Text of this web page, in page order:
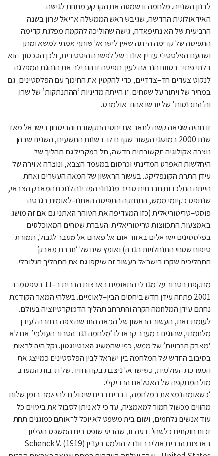
לבנון השנייה. מלחמה זו שמטה את הקרקע מתחת לגישה
האידאולוגית החדשה, שגיבש ראש הממשלה אריאל שרון בשנה
הרביעית של האינתיפאדה, גישה שהוליכה להקמת מפלגת קדימה.
התפיסה של קדימה הייתה שאין לישראל שותף אמתי למשא ומתן
ושהעם הפלסטיני עדיין אינו בשל לפשרה היסטורית, ולכן הסכסוך הוא
בלתי פתיר בטווח הנראה לעין. תפיסה זו הובילה את הנהגת המפלגה
לנקוט צעדים חד–צדדיים, כדי להקטין את החיכוך עם הפלסטינים, גם
במחיר של ויתור על שטחים. זו הייתה מדיניות ‘ההתנתקות’ של שרון
וה’התכנסות’ של יורשו אהוד אולמרט.
זו תהיה שגיאה קשה לתאר את יחסי התקשורת והביטחון בישראל מאז
שנת 2000 במושגי העשור שקדם לו. בשנות התשעים, השנים שבהן
נוצרה אקולוגיה תקשורתית חדשה, חל במקביל גם תהליך של
היחלשות האפרט המדינתי וכרסום במעמד הצבא, ונוצרה אווירה של
עידן התרת הקונפליקט. בעשור הראשון של המאה העשרים ואחת
הייתה התלכדות חברתית סביב מנגנוני המדינה לנוכח המאבק הצבאי,
שנתפס כקיומי ממש, התחזקה התפיסה האתנו–לאומית בגרסה
פוסט–טריטוריאלית (כזו המעדיפה את הטוהר האתני גם אם זה מושג
באמצעות התכווצות טריטוריאלית והעברת שטחים המאוכלסים
בפלסטינים ישראלים באזור אום אל פאחם אל מעבר לגבול, תמורת
סיפוח שטחי התנחלויות בגדה) ואומץ שיח של ‘חברת מאבק’.
התהליכים שקרו בישראל בעשור זה שיקפו גם את התהליך הגלובלי.
מתקפת הטרור על מגדלי התאומים בארצות הברית ב–11 בספטמבר
2001 פתחה עידן חדש ביחסים הבין–לאומיים. בשלהי המאה הקודמת
נחתם עידן המלחמה הקרה והתרחב תהליך הדמוקרטיזציה בעולם.
לעומת זאת, העשור הראשון של המאה החדשה צפה בחזרה לעידן
מלחמתי, שהוגים במערב קראו לו ‘מלחמה נגד הטרור העולמי’ אם לא
‘מאבק תרבויות’ של ממש, כפי שהמשיג האנטינגטון. נקל היה לראות
בסיבוב החדש של המלחמה בין ישראל לבין הפלסטינים כמייצג את
המערכת העולמית, כשישראל ניצבת בקו החזית של תרבות המערב
מול המתקפה של האסלאם הרדיקלי.
‘כשאומה נמצאת במלחמה, דברים רבים שיכולים להיאמר בזמן שלום
מהווים מכשול חמור למאמציה, עד כי לא ניתן לסבול את ביטוים כל
עוד אנשים נלחמים, ושום בית משפט לא יוכל לראותם כמוגנים תחת
זכות חוקתית כלשהי’. דעה זו, שהביע שופט בית המשפט העליון
בארצות הברית אוליבר וונדל הולמס בעניין (1919) Schenck V.